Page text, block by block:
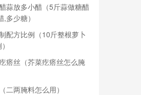
蒜放多小醋（5斤蒜做糖醋
多少糖）
配方比例（10斤整根萝卜
瘩丝（芥菜疙瘩丝怎么腌
二两腌料怎么用）